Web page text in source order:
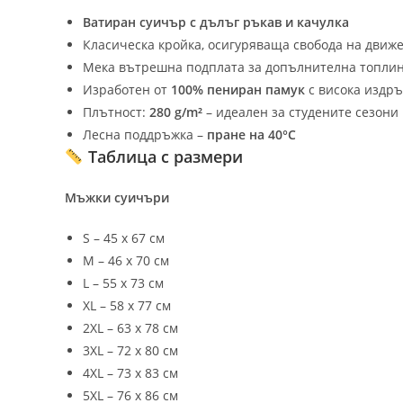
Ватиран суичър с дълъг ръкав и качулка
Класическа кройка, осигуряваща свобода на
Мека вътрешна подплата за допълнителна
Изработен от 100% пениран памук с висока
Плътност: 280 g/m² – идеален за студените сезони
Лесна поддръжка – пране на 40°C
Таблица с размери
Мъжки суичъри
S – 45 х 67 см
M – 46 х 70 см
L – 55 х 73 см
XL – 58 х 77 см
2XL – 63 х 78 см
3XL – 72 х 80 см
4XL – 73 х 83 см
5XL – 76 х 86 см